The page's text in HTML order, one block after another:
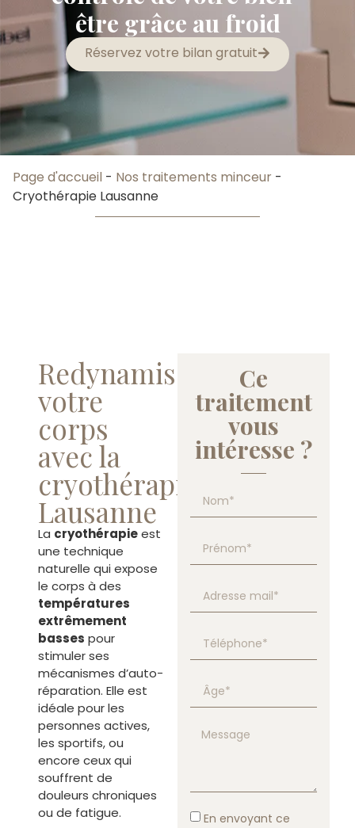
être grâce au froid
Réservez votre bilan gratuit
Page d'accueil - Nos traitements minceur -
Cryothérapie Lausanne
Redynamisez
votre
corps
avec la
cryothérapie
Lausanne
La cryothérapieest
une technique
naturelle qui expose
le corps à des
températures
extrêmement
basses pour
stimuler ses
mécanismes d’auto-
réparation. Elle est
idéale pour les
personnes actives,
les sportifs, ou
encore ceux qui
souffrent de
douleurs chroniques
ou de fatigue.
Ce
traitement
vous
intéresse ?
En envoyant ce